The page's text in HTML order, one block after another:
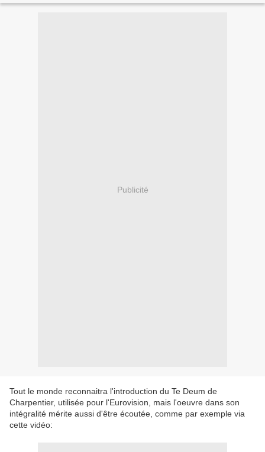
Publicité
Tout le monde reconnaitra l'introduction du Te Deum de
Charpentier, utilisée pour l'Eurovision, mais l'oeuvre dans son
intégralité mérite aussi d'être écoutée, comme par exemple via
cette vidéo: